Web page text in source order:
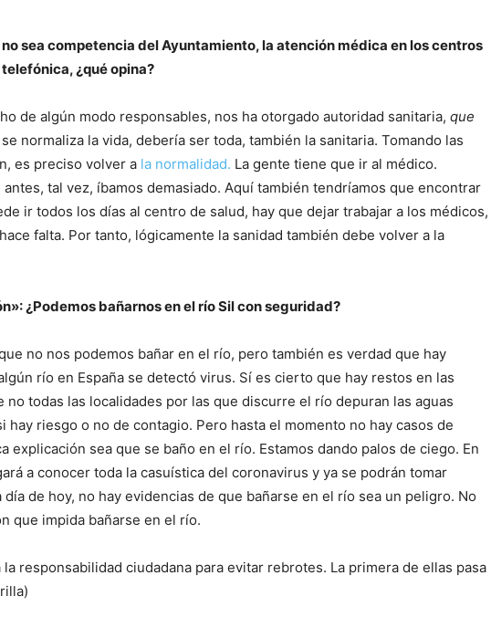
sea competencia del Ayuntamiento, la atención médica en los centros
¿qué opina?
de algún modo responsables, nos ha otorgado autoridad sanitaria, que
normaliza la vida, debería ser toda, también la sanitaria. Tomando las
es preciso volver a la normalidad. La gente tiene que ir al médico.
tal vez, íbamos demasiado. Aquí también tendríamos que encontrar
ir todos los días al centro de salud, hay que dejar trabajar a los médicos,
falta. Por tanto, lógicamente la sanidad también debe volver a la
¿Podemos bañarnos en el río Sil con seguridad?
no nos podemos bañar en el río, pero también es verdad que hay
río en España se detectó virus. Sí es cierto que hay restos en las
no todas las localidades por las que discurre el río depuran las aguas
hay riesgo o no de contagio. Pero hasta el momento no hay casos de
explicación sea que se baño en el río. Estamos dando palos de ciego. En
a conocer toda la casuística del coronavirus y ya se podrán tomar
día de hoy, no hay evidencias de que bañarse en el río sea un peligro. No
que impida bañarse en el río.
la responsabilidad ciudadana para evitar rebrotes. La primera de ellas pasa